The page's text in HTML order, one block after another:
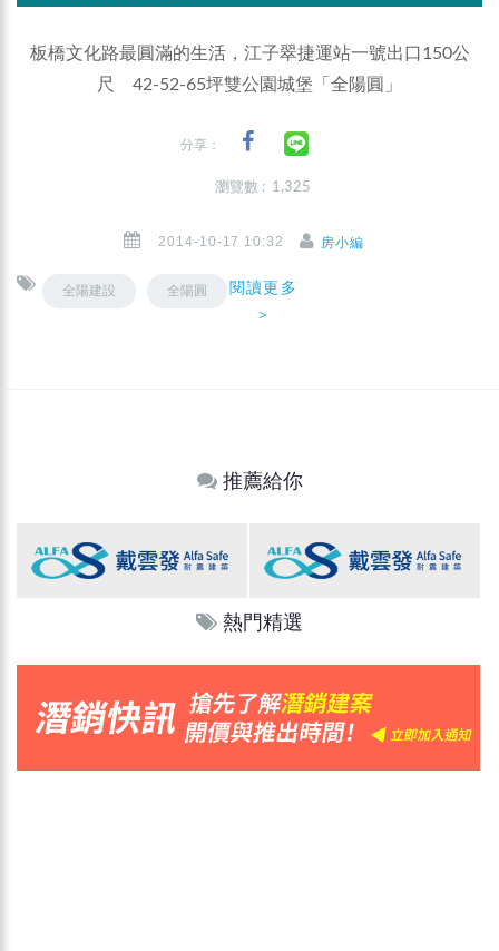
板橋文化路最圓滿的生活，江子翠捷運站一號出口150公
尺 42-52-65坪雙公園城堡「全陽圓」
分享：
瀏覽數 : 1,325
2014-10-17 10:32 房小編
全陽建設 全陽圓
閱讀更多
＞
推薦給你
熱門精選